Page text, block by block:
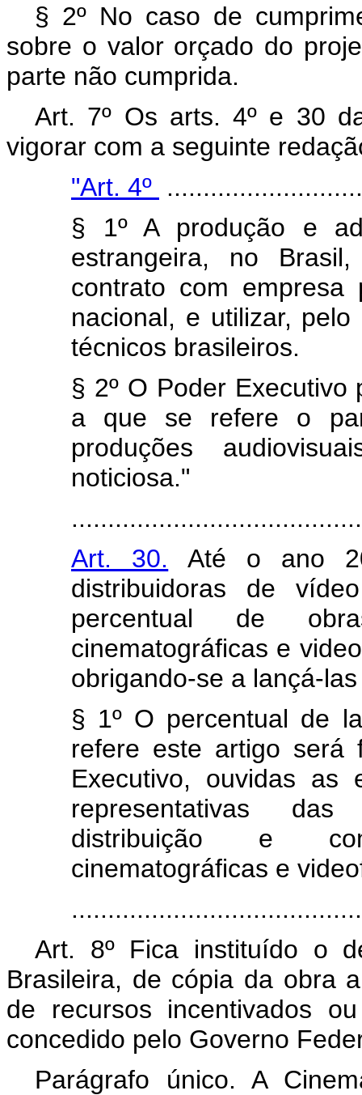
§ 2º No caso de
sobre o valor orçado do
parte não cumprida.
Art. 7º Os arts. 4º e 30
vigorar com a seguinte
"Art. 4º
§ 1º A produção e
estrangeira, no
contrato com empresa
nacional, e utilizar,
técnicos brasileiros.
§ 2º O Poder
a que se refere o
produções
noticiosa."
Art. 30. Até o ano
distribuidoras de
percentual de
cinematográficas e
obrigando-se a lançá-
§ 1º O percentual de
refere este artigo será
Executivo, ouvidas as
representativas
distribuição e
cinematográficas e
Art. 8º Fica instituído o
Brasileira, de cópia da obra
de recursos incentivados
concedido pelo Governo
Parágrafo único. A